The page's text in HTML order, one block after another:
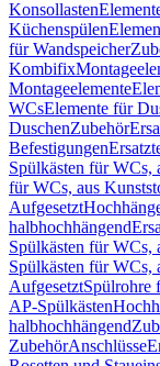
Konsollasten
Küchenspülen
für Wandspeicher
Kombifix
Montageelemente
WCsElemente für
DuschenZubehör
Befestigungen
Spülkästen für WCs,
für WCs, aus
Aufgesetzt
halbhochhängend
Spülkästen für WCs,
Spülkästen für WCs,
AufgesetztSpülrohre
AP-Spülkästen
halbhochhängend
ZubehörAnschlüsse